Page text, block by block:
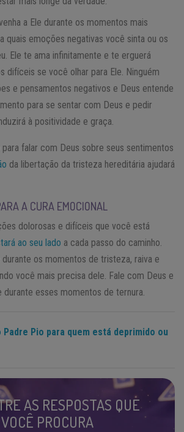
a Ele durante os momentos mais
quais emoções negativas você sinta ou os
Ele te ama infinitamente e te erguerá
difíceis se você olhar para Ele. Ninguém
e pensamentos negativos e Deus entende
para se sentar com Deus e pedir
à positividade e graça.
falar com Deus sobre seus sentimentos
da libertação da tristeza hereditária ajudará
A CURA EMOCIONAL
dolorosas e difíceis que você está
ao seu lado a cada passo do caminho.
os momentos de tristeza, raiva e
você mais precisa dele. Fale com Deus e
durante esses momentos de ternura.
Padre Pio para quem está deprimido ou
AS RESPOSTAS QUE
VOCÊ PROCURA